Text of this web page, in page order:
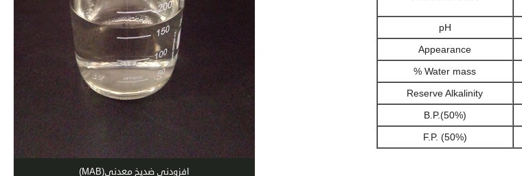
افزودنی ضدیخ معدنی(MAB)
pH
Appearance
Water mass %
Reserve Alkalinity
B.P.(50%)
F.P. (50%)